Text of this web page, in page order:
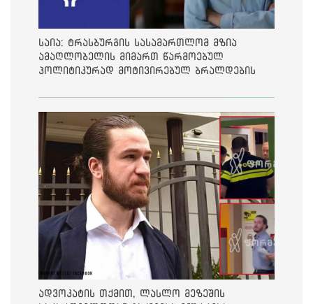
საია: ტრასბურგის სასამართლომ მზია
ამაღლობელის მიმართ წარმოებულ
პოლიტიკურად მოტივირებულ ბრალდების
ადვოკატის თქმით, ლასლო მეზეშის